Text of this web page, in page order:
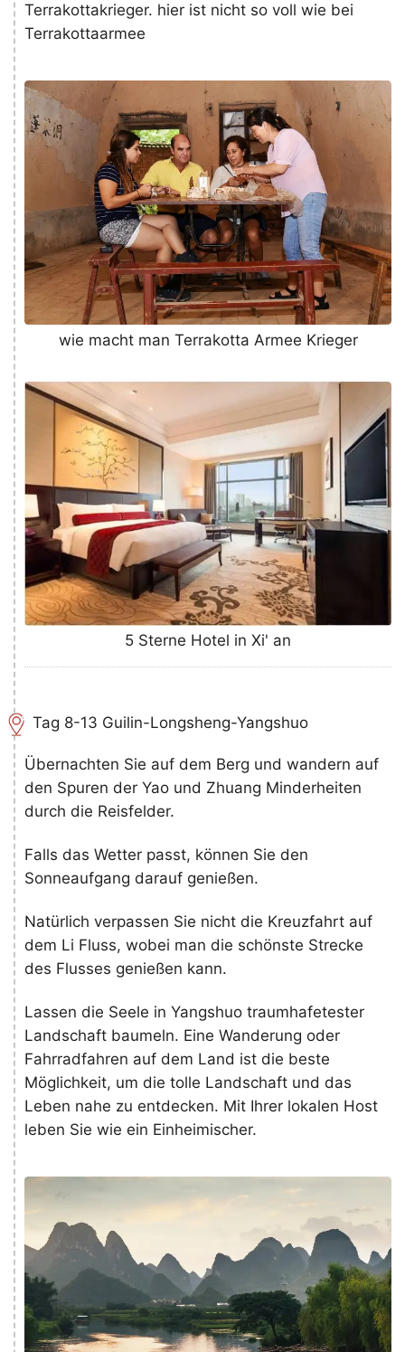
Terrakottakrieger. hier ist nicht so voll wie bei
Terrakottaarmee
wie macht man Terrakotta Armee Krieger
5 Sterne Hotel in Xi' an
Tag 8-13 Guilin-Longsheng-Yangshuo
Übernachten Sie auf dem Berg und wandern auf
den Spuren der Yao und Zhuang Minderheiten
durch die Reisfelder.
Falls das Wetter passt, können Sie den
Sonneaufgang darauf genießen.
Natürlich verpassen Sie nicht die Kreuzfahrt auf
dem Li Fluss, wobei man die schönste Strecke
des Flusses genießen kann.
Lassen die Seele in Yangshuo traumhafetester
Landschaft baumeln. Eine Wanderung oder
Fahrradfahren auf dem Land ist die beste
Möglichkeit, um die tolle Landschaft und das
Leben nahe zu entdecken. Mit Ihrer lokalen Host
leben Sie wie ein Einheimischer.